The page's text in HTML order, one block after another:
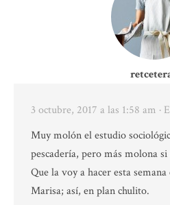
3 octubre, 2017 a las 1:58 am ·
Muy molón el estudio
pescadería, pero más molona
Que la voy a hacer esta
Marisa; así, en plan chulito.